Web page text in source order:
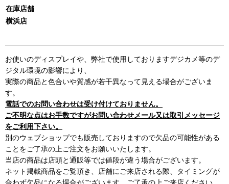
在庫店舗
横浜店
お使いのディスプレイや、弊社で使用しておりますデジカメ等のデ
ジタル環境の影響により、
実際の商品と色合いや質感が若干異なって見える場合がございま
す。
電話でのお問い合わせは受け付けておりません。
ご不明な点はお手数ですがお問い合わせメール又は取引メッセージ
をご利用下さい。
別のウェブショップでも販売しておりますので欠品の可能性がある
ことをご了承の上ご注文をお願いいたします。
当店の商品は店頭と通販等では値段が違う場合がございます。
ネット掲載商品をご覧頂き、店舗にご来店される際、タイミングが
合わず欠品になる場合がございます。ご了承の上ご来店ください。